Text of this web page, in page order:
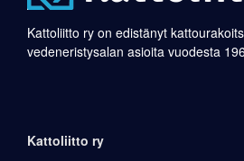
Kattoliitto ry on edistänyt
vedeneristysalan asioita vuodesta
Kattoliitto ry